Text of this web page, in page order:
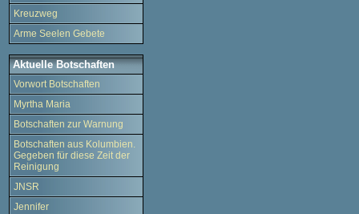
Kreuzweg
Arme Seelen Gebete
Aktuelle Botschaften
Vorwort Botschaften
Myrtha Maria
Botschaften zur Warnung
Botschaften aus Kolumbien.
Gegeben für diese Zeit der
Reinigung
JNSR
Jennifer